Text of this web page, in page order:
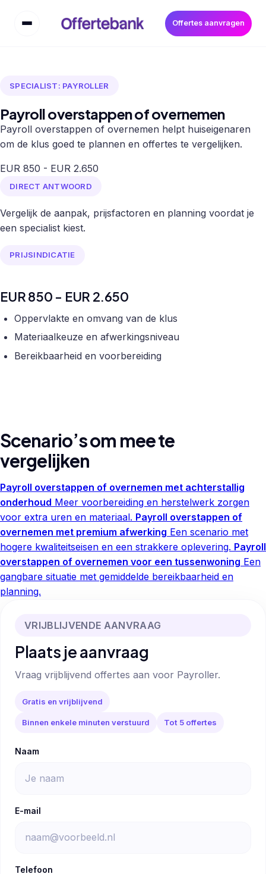
Offertes aanvragen
SPECIALIST: PAYROLLER
Payroll overstappen of overnemen
Payroll overstappen of overnemen helpt huiseigenaren
om de klus goed te plannen en offertes te vergelijken.
EUR 850 - EUR 2.650
DIRECT ANTWOORD
Vergelijk de aanpak, prijsfactoren en planning voordat je
een specialist kiest.
PRIJSINDICATIE
EUR 850 - EUR 2.650
Oppervlakte en omvang van de klus
Materiaalkeuze en afwerkingsniveau
Bereikbaarheid en voorbereiding
Scenario’s om mee te
vergelijken
Payroll overstappen of overnemen met achterstallig
onderhoud Meer voorbereiding en herstelwerk zorgen
voor extra uren en materiaal. Payroll overstappen of
overnemen met premium afwerking Een scenario met
hogere kwaliteitseisen en een strakkere oplevering. Payroll
overstappen of overnemen voor een tussenwoning Een
gangbare situatie met gemiddelde bereikbaarheid en
planning.
VRIJBLIJVENDE AANVRAAG
Plaats je aanvraag
Vraag vrijblijvend offertes aan voor Payroller.
Gratis en vrijblijvend
Binnen enkele minuten verstuurd Tot 5 offertes
Naam
E-mail
Telefoon